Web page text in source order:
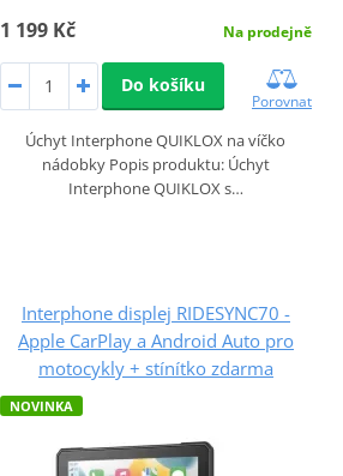
1 199 Kč Na prodejně
Do košíku
Porovnat
Úchyt Interphone QUIKLOX na víčko
nádobky Popis produktu: Úchyt
Interphone QUIKLOX s…
Interphone displej RIDESYNC70 -
Apple CarPlay a Android Auto pro
motocykly + stínítko zdarma
NOVINKA